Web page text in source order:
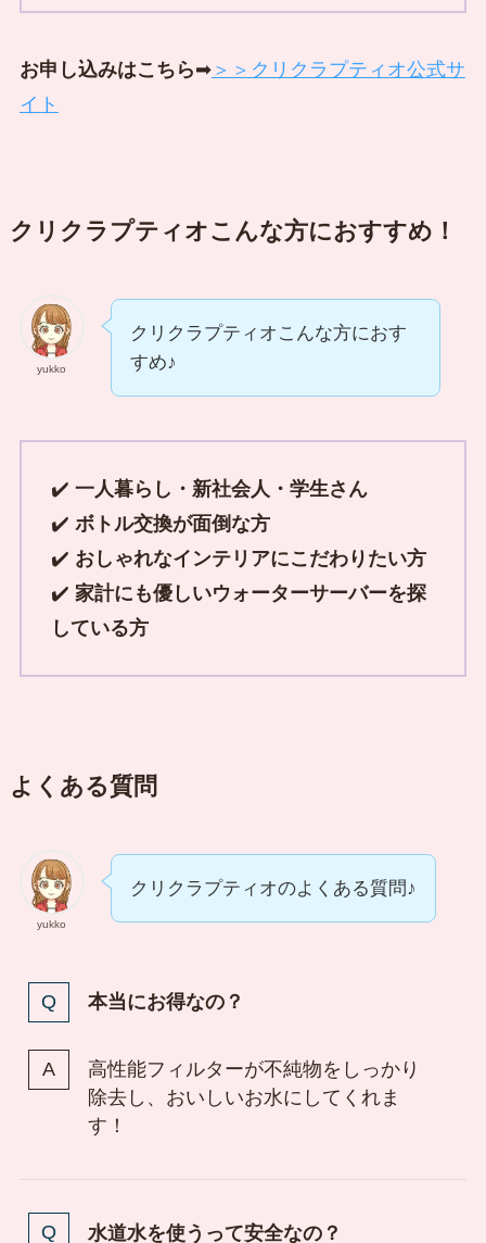
お申し込みはこちら➡＞＞クリクラプティオ公式サ
イト
クリクラプティオこんな方におすすめ！
yukko
クリクラプティオこんな方におす
すめ♪
✔️ 一人暮らし・新社会人・学生さん
✔️ ボトル交換が面倒な方
✔️ おしゃれなインテリアにこだわりたい方
✔️ 家計にも優しいウォーターサーバーを探
している方
よくある質問
yukko
クリクラプティオのよくある質問♪
本当にお得なの？
高性能フィルターが不純物をしっかり
除去し、おいしいお水にしてくれま
す！
水道水を使うって安全なの？